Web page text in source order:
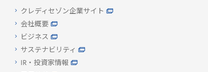
クレディセゾン企業サイト
会社概要
ビジネス
サステナビリティ
IR・投資家情報